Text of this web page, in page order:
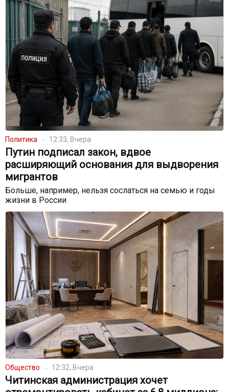
Политика 12:33, Вчера
Путин подписал закон, вдвое
расширяющий основания для выдворения
мигрантов
Больше, например, нельзя сослаться на семью и годы
жизни в России
Общество 12:32, Вчера
Читинская администрация хочет